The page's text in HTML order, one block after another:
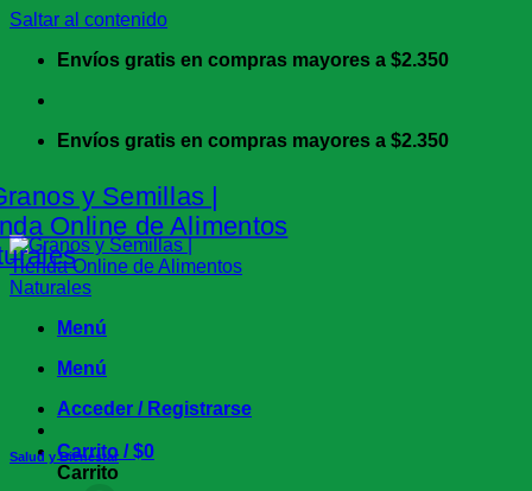
Saltar al contenido
Envíos gratis en compras mayores a $2.350
Envíos gratis en compras mayores a $2.350
Menú
Menú
Acceder / Registrarse
Carrito /$0
Carrito
Salud y Bienestar